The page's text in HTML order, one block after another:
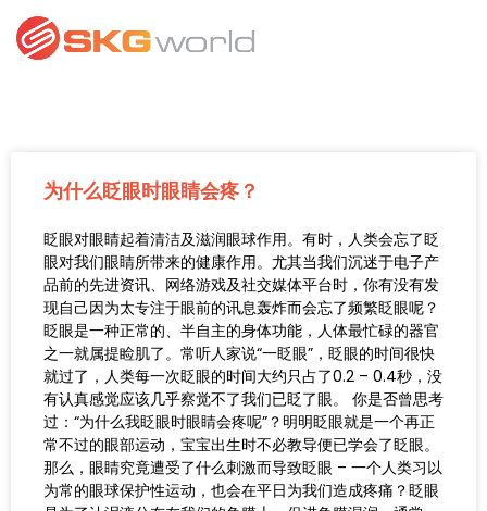
为什么眨眼时眼睛会疼？
眨眼对眼睛起着清洁及滋润眼球作用。有时，人类会忘了眨
眼对我们眼睛所带来的健康作用。尤其当我们沉迷于电子产
品前的先进资讯、网络游戏及社交媒体平台时，你有没有发
现自己因为太专注于眼前的讯息轰炸而会忘了频繁眨眼呢？
眨眼是一种正常的、半自主的身体功能，人体最忙碌的器官
之一就属提睑肌了。常听人家说“一眨眼”，眨眼的时间很快
就过了，人类每一次眨眼的时间大约只占了0.2 – 0.4秒，没
有认真感觉应该几乎察觉不了我们已眨了眼。 你是否曾思考
过：“为什么我眨眼时眼睛会疼呢”？明明眨眼就是一个再正
常不过的眼部运动，宝宝出生时不必教导便已学会了眨眼。
那么，眼睛究竟遭受了什么刺激而导致眨眼 – 一个人类习以
为常的眼球保护性运动，也会在平日为我们造成疼痛？眨眼